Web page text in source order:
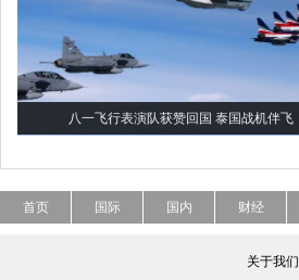
八一飞行表演队获赞回国 泰国战机伴飞
首页 国际 国内 财经
关于我们